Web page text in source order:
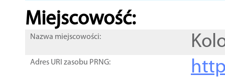
Miejscowość:
Nazwa miejscowości:
Adres URI zasobu PRNG: